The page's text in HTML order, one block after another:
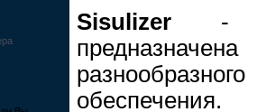
Sisulizer -
обеспечения.